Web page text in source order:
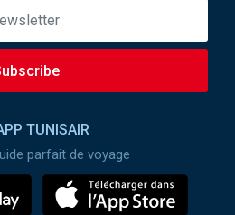
TUNISAIR
parfait de voyage